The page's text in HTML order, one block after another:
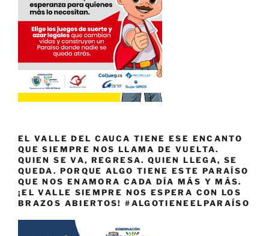
EL VALLE DEL CAUCA TIENE ESE ENCANTO
QUE SIEMPRE NOS LLAMA DE VUELTA.
QUIEN SE VA, REGRESA. QUIEN LLEGA, SE
QUEDA. PORQUE ALGO TIENE ESTE PARAÍSO
QUE NOS ENAMORA CADA DÍA MÁS Y MÁS.
¡EL VALLE SIEMPRE NOS ESPERA CON LOS
BRAZOS ABIERTOS! #ALGOTIENEELPARAÍSO